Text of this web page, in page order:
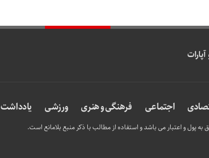
اجتماعی فرهنگی و هنری ورزشی یادداشت
پول و اعتبار می باشد و استفاده از مطالب با ذکر منبع بلامانع است.